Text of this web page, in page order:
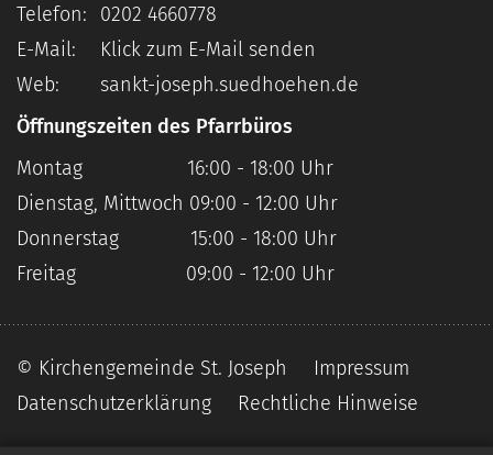
Telefon:
0202 4660778
E-Mail:
Klick zum E-Mail senden
Web:
sankt-joseph.suedhoehen.de
Öffnungszeiten des Pfarrbüros
Montag 16:00 - 18:00 Uhr
Dienstag, Mittwoch 09:00 - 12:00 Uhr
Donnerstag 15:00 - 18:00 Uhr
Freitag 09:00 - 12:00 Uhr
© Kirchengemeinde St. Joseph
Impressum
Datenschutzerklärung
Rechtliche Hinweise